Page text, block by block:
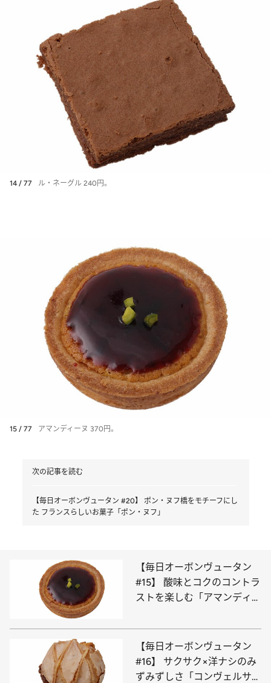
14 / 77 ル・ネーグル 240円。
15 / 77 アマンディーヌ 370円。
次の記事を読む
【毎日オーボンヴュータン #20】 ポン・ヌフ橋をモチーフにし
た フランスらしいお菓子「ポン・ヌフ」
【毎日オーボンヴュータン
#15】 酸味とコクのコントラ
ストを楽しむ「アマンディー
【毎日オーボンヴュータン
#16】 サクサク×洋ナシのみ
ずみずしさ「コンヴェルサシ